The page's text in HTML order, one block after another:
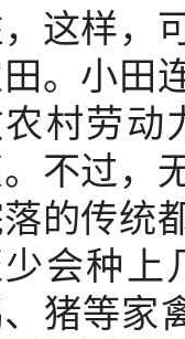
这样，
。小田
村劳动
不过，
落的传统
会种上
猪等家